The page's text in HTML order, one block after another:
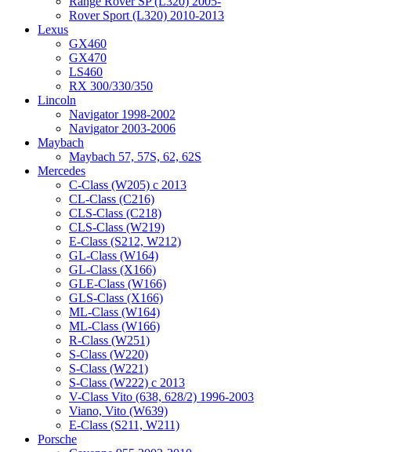
Rover Sport (L320) 2010-2013
Lexus
GX460
GX470
LS460
RX 300/330/350
Lincoln
Navigator 1998-2002
Navigator 2003-2006
Maybach
Maybach 57, 57S, 62, 62S
Mercedes
C-Class (W205) с 2013
CL-Class (C216)
CLS-Class (C218)
CLS-Class (W219)
E-Class (S212, W212)
GL-Class (W164)
GL-Class (X166)
GLE-Class (W166)
GLS-Class (X166)
ML-Class (W164)
ML-Class (W166)
R-Class (W251)
S-Class (W220)
S-Class (W221)
S-Class (W222) с 2013
V-Class Vito (638, 628/2) 1996-2003
Viano, Vito (W639)
Е-Class (S211, W211)
Porsche